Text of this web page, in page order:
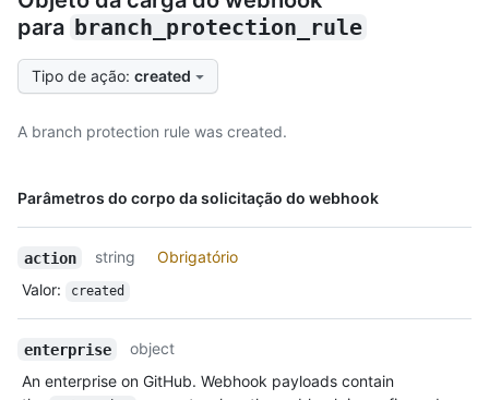
para branch_protection_rule
Tipo de ação: created
A branch protection rule was created.
Parâmetros do corpo da solicitação do webhook
Nome,
action string
Obrigatório
Valor: created
enterprise
object
An enterprise on GitHub. Webhook payloads contain